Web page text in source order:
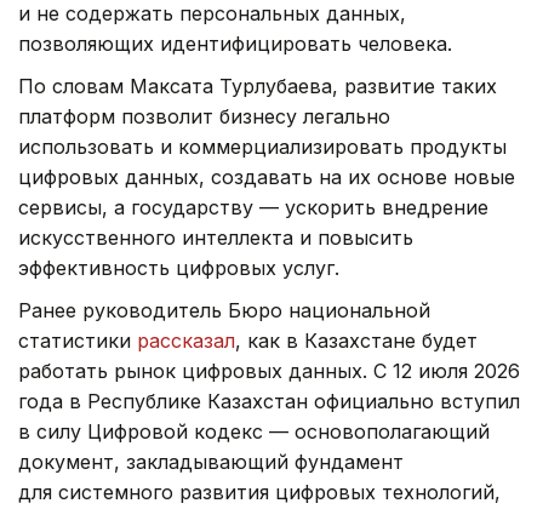
и не содержать персональных данных,
позволяющих идентифицировать человека.
По словам Максата Турлубаева, развитие таких
платформ позволит бизнесу легально
использовать и коммерциализировать продукты
цифровых данных, создавать на их основе новые
сервисы, а государству — ускорить внедрение
искусственного интеллекта и повысить
эффективность цифровых услуг.
Ранее руководитель Бюро национальной
статистики рассказал, как в Казахстане будет
работать рынок цифровых данных. С 12 июля 2026
года в Республике Казахстан официально вступил
в силу Цифровой кодекс — основополагающий
документ, закладывающий фундамент
для системного развития цифровых технологий,